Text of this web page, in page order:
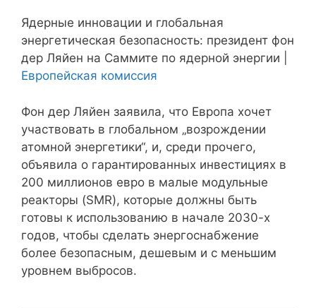
Ядерные инновации и глобальная
энергетическая безопасность: президент фон
дер Ляйен на Саммите по ядерной энергии |
Европейская комиссия
Фон дер Ляйен заявила, что Европа хочет
участвовать в глобальном „возрождении
атомной энергетики“, и, среди прочего,
объявила о гарантированных инвестициях в
200 миллионов евро в малые модульные
реакторы (SMR), которые должны быть
готовы к использованию в начале 2030-х
годов, чтобы сделать энергоснабжение
более безопасным, дешевым и с меньшим
уровнем выбросов.